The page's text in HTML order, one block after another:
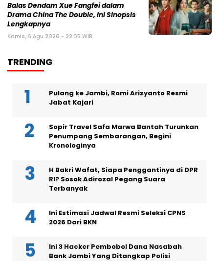
Balas Dendam Xue Fangfei dalam
Drama China The Double, Ini Sinopsis
Lengkapnya
Kamis, 6 Agu 2026 - 22:05 WIB
TRENDING
Pulang ke Jambi, Romi Arizyanto Resmi
Jabat Kajari
Sopir Travel Safa Marwa Bantah Turunkan
Penumpang Sembarangan, Begini
Kronologinya
H Bakri Wafat, Siapa Penggantinya di DPR
RI? Sosok Adirozal Pegang Suara
Terbanyak
Ini Estimasi Jadwal Resmi Seleksi CPNS
2026 Dari BKN
Ini 3 Hacker Pembobol Dana Nasabah
Bank Jambi Yang Ditangkap Polisi